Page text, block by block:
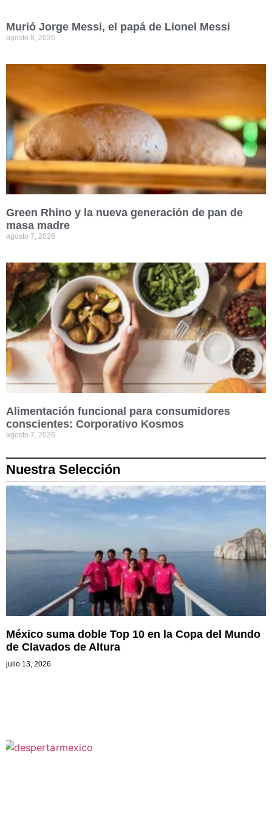
Murió Jorge Messi, el papá de Lionel Messi
agosto 8, 2026
Green Rhino y la nueva generación de pan de
masa madre
agosto 7, 2026
Alimentación funcional para consumidores
conscientes: Corporativo Kosmos
agosto 7, 2026
Nuestra Selección
México suma doble Top 10 en la Copa del Mundo
de Clavados de Altura
julio 13, 2026